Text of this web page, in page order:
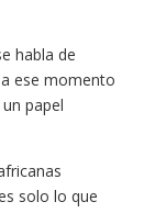
habla de
ese momento
papel
solo lo que